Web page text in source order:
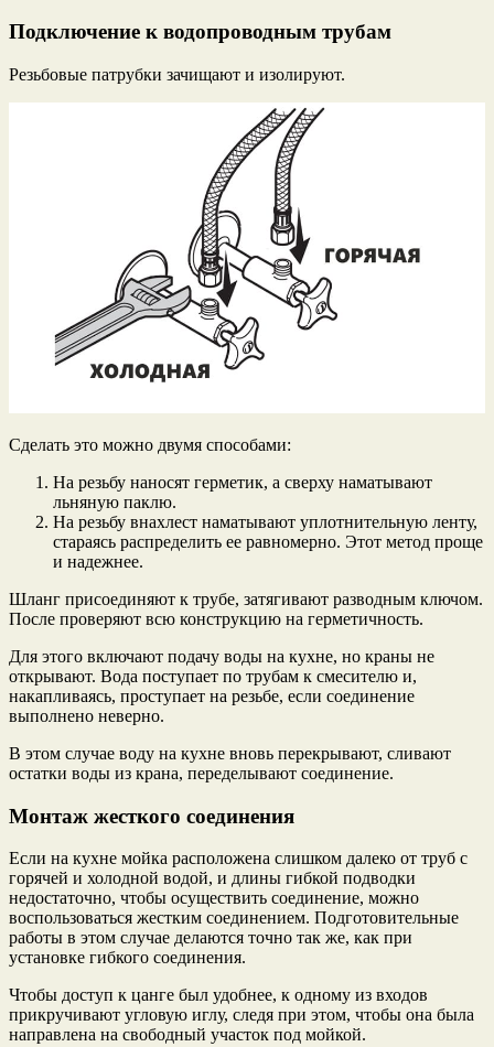
Подключение к водопроводным трубам
Резьбовые патрубки зачищают и изолируют.
Сделать это можно двумя способами:
На резьбу наносят герметик, а сверху наматывают
льняную паклю.
На резьбу внахлест наматывают уплотнительную ленту,
стараясь распределить ее равномерно. Этот метод проще
и надежнее.
Шланг присоединяют к трубе, затягивают разводным ключом.
После проверяют всю конструкцию на герметичность.
Для этого включают подачу воды на кухне, но краны не
открывают. Вода поступает по трубам к смесителю и,
накапливаясь, проступает на резьбе, если соединение
выполнено неверно.
В этом случае воду на кухне вновь перекрывают, сливают
остатки воды из крана, переделывают соединение.
Монтаж жесткого соединения
Если на кухне мойка расположена слишком далеко от труб с
горячей и холодной водой, и длины гибкой подводки
недостаточно, чтобы осуществить соединение, можно
воспользоваться жестким соединением. Подготовительные
работы в этом случае делаются точно так же, как при
установке гибкого соединения.
Чтобы доступ к цанге был удобнее, к одному из входов
прикручивают угловую иглу, следя при этом, чтобы она была
направлена на свободный участок под мойкой.